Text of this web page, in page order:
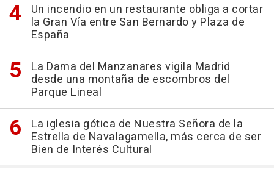
Un incendio en un restaurante obliga a cortar
la Gran Vía entre San Bernardo y Plaza de
España
La Dama del Manzanares vigila Madrid
desde una montaña de escombros del
Parque Lineal
La iglesia gótica de Nuestra Señora de la
Estrella de Navalagamella, más cerca de ser
Bien de Interés Cultural